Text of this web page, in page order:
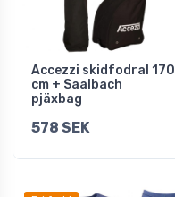
Accezzi skidfodral 170
cm + Saalbach
pjäxbag
578 SEK